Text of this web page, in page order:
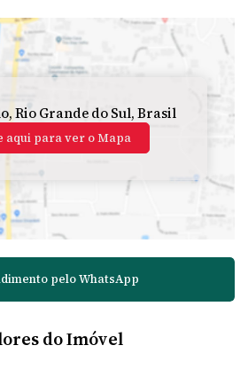
,Rio Grande do Sul,Brasil
aqui para ver o Mapa
peloWhatsApp
do Imóvel